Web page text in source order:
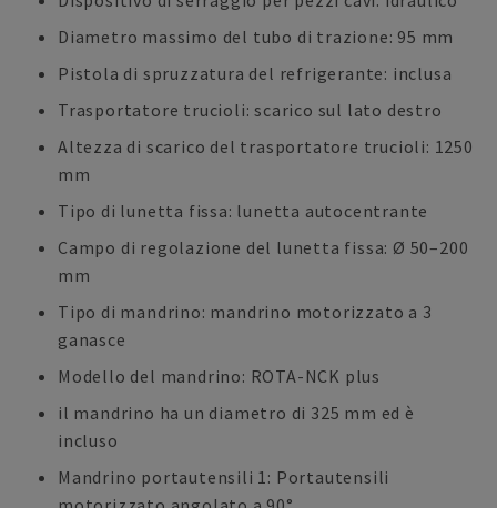
Diametro massimo del tubo di trazione: 95 mm
Pistola di spruzzatura del refrigerante: inclusa
Trasportatore trucioli: scarico sul lato destro
Altezza di scarico del trasportatore trucioli: 1250
mm
Tipo di lunetta fissa: lunetta autocentrante
Campo di regolazione del lunetta fissa: Ø 50–200
mm
Tipo di mandrino: mandrino motorizzato a 3
ganasce
Modello del mandrino: ROTA-NCK plus
il mandrino ha un diametro di 325 mm ed è
incluso
Mandrino portautensili 1: Portautensili